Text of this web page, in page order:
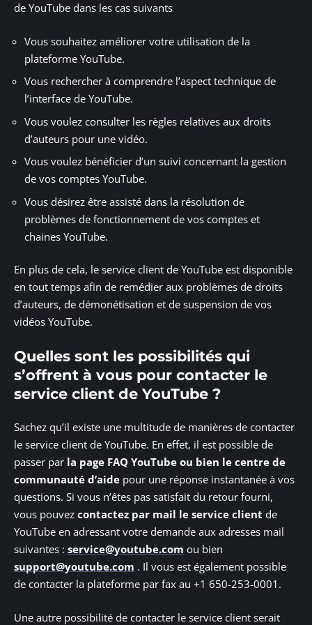
de YouTube dans les cas suivants
Vous souhaitez améliorer votre utilisation de la
plateforme YouTube.
Vous rechercher à comprendre l’aspect technique de
l’interface de YouTube.
Vous voulez consulter les règles relatives aux droits
d’auteurs pour une vidéo.
Vous voulez bénéficier d’un suivi concernant la gestion
de vos comptes YouTube.
Vous désirez être assisté dans la résolution de
problèmes de fonctionnement de vos comptes et
chaines YouTube.
En plus de cela, le service client de YouTube est disponible
en tout temps afin de remédier aux problèmes de droits
d’auteurs, de démonétisation et de suspension de vos
vidéos YouTube.
Quelles sont les possibilités qui
s’offrent à vous pour contacter le
service client de YouTube ?
Sachez qu’il existe une multitude de manières de contacter
le service client de YouTube. En effet, il est possible de
passer par la page FAQ YouTube ou bien le centre de
communauté d’aide pour une réponse instantanée à vos
questions. Si vous n’êtes pas satisfait du retour fourni,
vous pouvez contactez par mail le service client de
YouTube en adressant votre demande aux adresses mail
suivantes : service@youtube.com ou bien
support@youtube.com . Il vous est également possible
de contacter la plateforme par fax au +1 650-253-0001.
Une autre possibilité de contacter le service client serait